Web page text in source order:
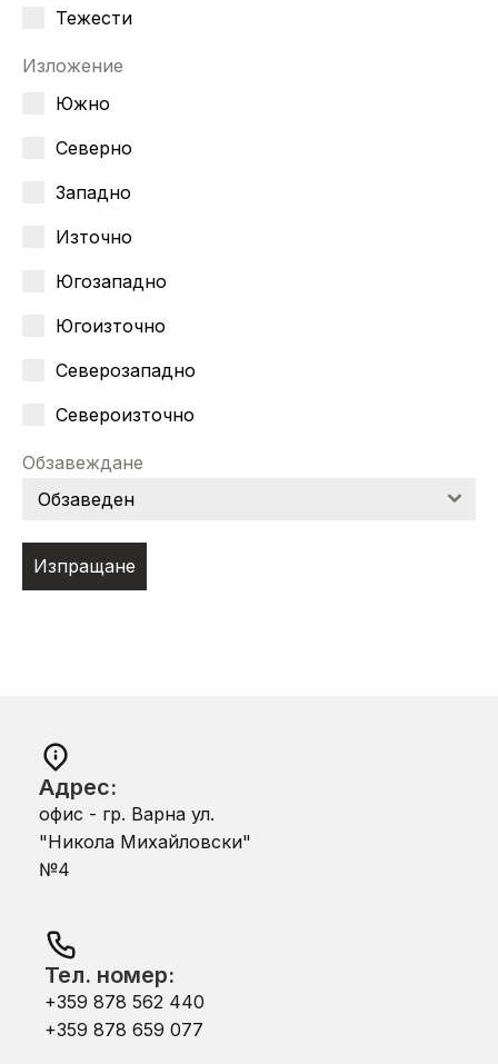
Тежести
Изложение
Южно
Северно
Западно
Източно
Югозападно
Югоизточно
Северозападно
Североизточно
Обзавеждане
Обзаведен
Изпращане
Адрес:
офис - гр. Варна ул.
"Никола Михайловски"
№4
Тел. номер:
+359 878 562 440
+359 878 659 077